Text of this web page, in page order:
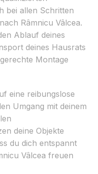
bei allen Schritten
Râmnicu Vâlcea.
Ablauf deines
deines Hausrats
Montage
eine reibungslose
Umgang mit deinem
deine Objekte
du dich entspannt
Vâlcea freuen